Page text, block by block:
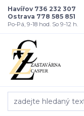
Havířov 736 232 307
Ostrava 778 585 851
Po-Pá, 9-18 hod. So 9-12 h.